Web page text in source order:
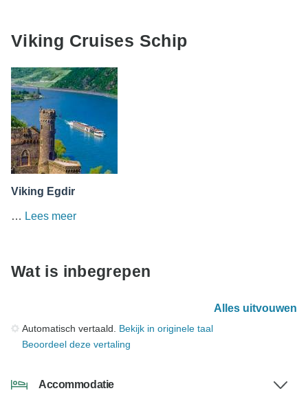
Viking Cruises Schip
Viking Egdir
… Lees meer
Wat is inbegrepen
Alles uitvouwen
Automatisch vertaald. Bekijk in originele taal
Beoordeel deze vertaling
Accommodatie